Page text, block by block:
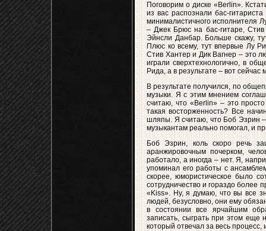
Поговорим о диске «Berlin».
из вас распознали бас-
минималистичного исполнителя
– Джек Брюс на бас-гитаре,
Эйнсли Данбар. Больше скажу,
Плюс ко всему, тут впервые Лу
Стив Хантер и Дик Вагнер – это
играли сверхтехнологично, в
Рида, а в результате – вот
В результате получился, по
музыки. Я с этим мнением
считаю, что «Berlin» – это
такая восторженность? Все
шляпы. Я считаю, что Боб Эзрин –
музыкантам реально помогал, и
Боб Эзрин, коль скоро речь
аранжировочным почерком,
работало, а иногда – нет. Я,
упоминал его работы с
скорее, юмористическое было
сотрудничество и гораздо более
«Kiss». Ну, я думаю, что вы все
людей, безусловно, они ему
в состоянии все ярчайшим
записать, сыграть при этом еще
который отвечал за весь процесс,